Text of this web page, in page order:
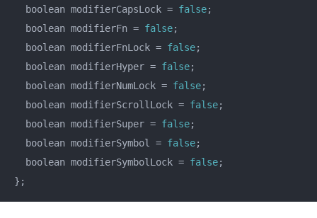
  boolean modifierCapsLock =
false;
  boolean modifierFn =
false;
  boolean modifierFnLock =
false;
  boolean modifierHyper =
false;
  boolean modifierNumLock =
false;
  boolean modifierScrollLock =
false;
  boolean modifierSuper =
false;
  boolean modifierSymbol =
false;
  boolean modifierSymbolLock =
false;
};